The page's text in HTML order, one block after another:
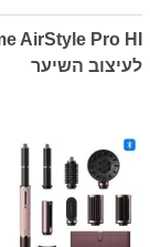
לעיצוב השיער